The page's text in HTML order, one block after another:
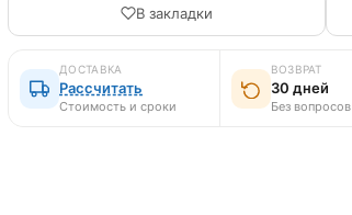
В закладки
ДОСТАВКА
Рассчитать
Стоимость и сроки
ВОЗВРАТ
30 дней
Без вопросов